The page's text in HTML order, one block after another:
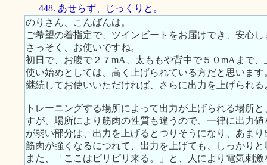
448. あせらず、じっくりと。
のりさん、こんばんは。
ご希望の着指定で、ツインビートをお届けでき、安心し
さっそく、お使いですね。
初日で、お腹で２７mA、太ももや背中で５０mAまで
使い始めとしては、高く上げられている方だと思います
継続してお使いいただければ、さらに出力を上げられ
トレーニングする場所によって出力が上げられる場所
すが、場所により筋肉の性質も違うので、一律に出力
が弱い部分は、出力を上げるとつりそうになり、あま
筋肉が強くなるにつれて、出力を上げても、しっかり
また、「ここはピリピリ来る。」と、人により電気刺